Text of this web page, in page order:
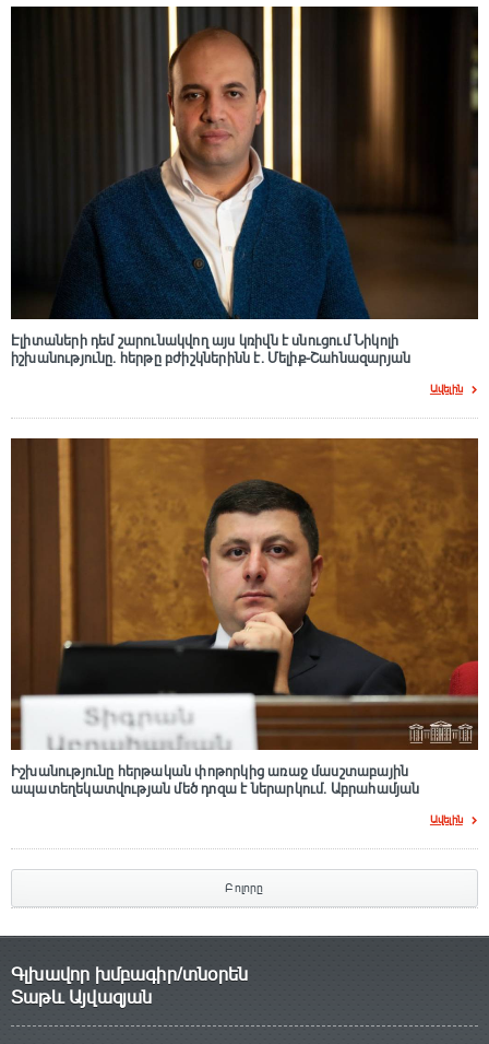
Էլիտաների դեմ շարունակվող այս կռիվն է սնուցում Նիկոլի
իշխանությունը. հերթը բժիշկներինն է. Մելիք-Շահնազարյան
Ավելին
Իշխանությունը հերթական փոթորկից առաջ մասշտաբային
ապատեղեկատվության մեծ դnզա է ներարկում․ Աբրահամյան
Ավելին
Բոլորը
Գլխավոր խմբագիր/տնօրեն
Տաթև Այվազյան